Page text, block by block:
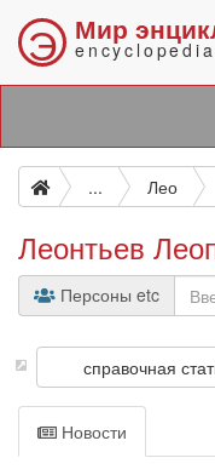
Э Мир
... Лео
Леонтьев
Персоны etc
справочная
Новости